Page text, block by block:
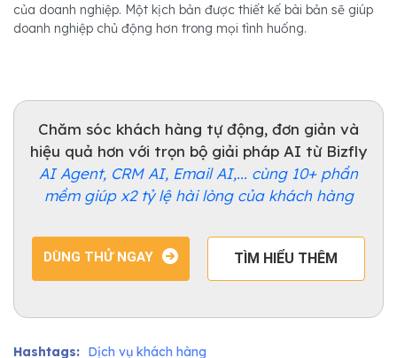
của doanh nghiệp. Một kịch bản được thiết kế bài bản sẽ giúp
doanh nghiệp chủ động hơn trong mọi tình huống.
Chăm sóc khách hàng tự động, đơn giản và
hiệu quả hơn với trọn bộ giải pháp AI từ Bizfly
AI Agent, CRM AI, Email AI,... cùng 10+ phần
mềm giúp x2 tỷ lệ hài lòng của khách hàng
DÙNG THỬ NGAY TÌM HIỂU THÊM
Hashtags: Dịch vụ khách hàng